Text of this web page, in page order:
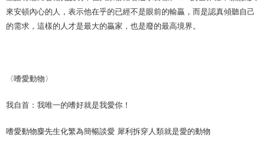
來安頓內心的人，表示他在乎的已經不是眼前的輸贏，而是認真傾聽自己
的需求，這樣的人才是最大的贏家，也是廢的最高境界。
〈嗜愛動物〉
我自首：我唯一的嗜好就是我愛你！
嗜愛動物麋先生化繁為簡暢談愛 犀利拆穿人類就是愛的動物